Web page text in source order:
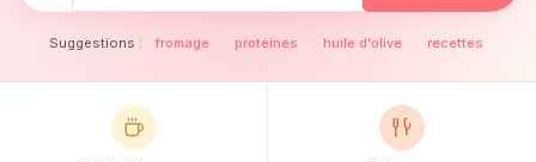
Suggestions : fromage protéines huile d'olive recettes